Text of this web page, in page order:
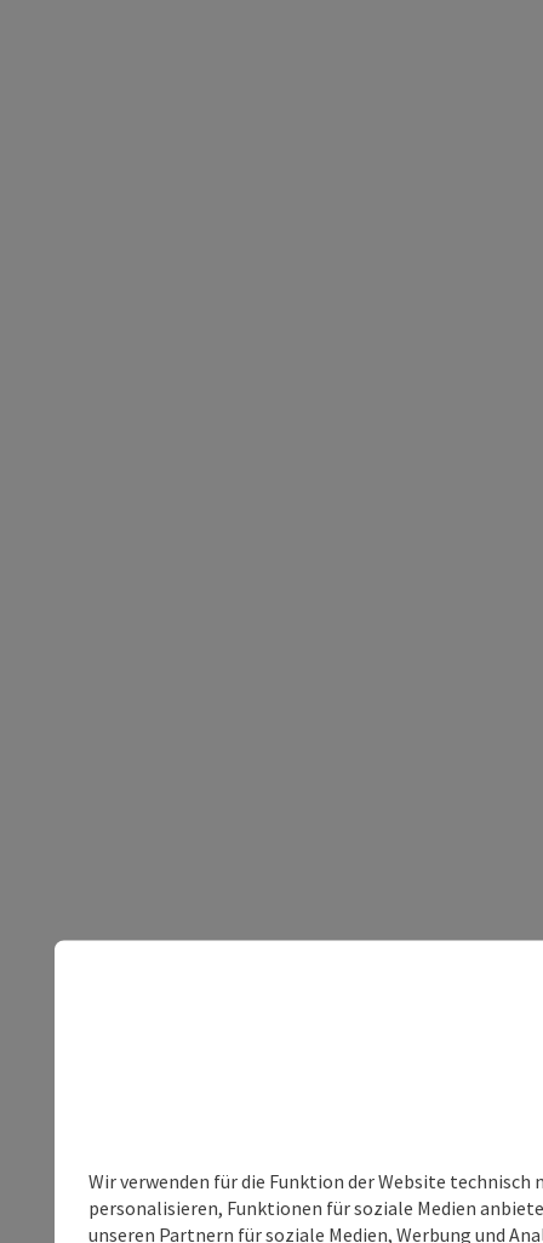
Wir verwenden für die Funktion der Website
personalisieren, Funktionen für soziale Medien
unseren Partnern für soziale Medien, Werbung und